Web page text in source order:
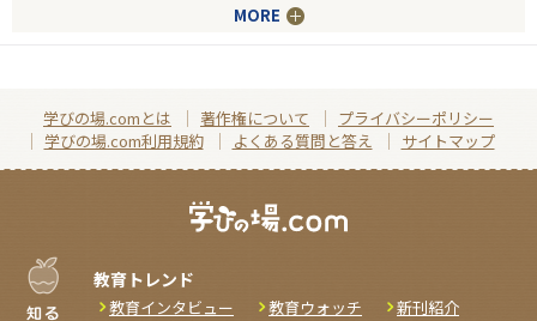
MORE
学びの場.comとは 著作権について
プライバシーポリシー
学びの場.com利用規約
よくある質問と答え サイトマップ
教育トレンド
教育インタビュー 教育ウォッチ
新刊紹介